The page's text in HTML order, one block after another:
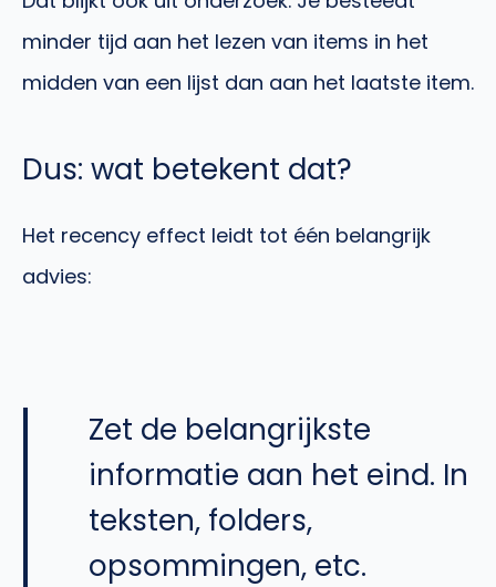
minder tijd aan het lezen van items in het
midden van een lijst dan aan het laatste item.
Dus: wat betekent dat?
Het recency effect leidt tot één belangrijk
advies:
Zet de belangrijkste
informatie aan het eind. In
teksten, folders,
opsommingen, etc.